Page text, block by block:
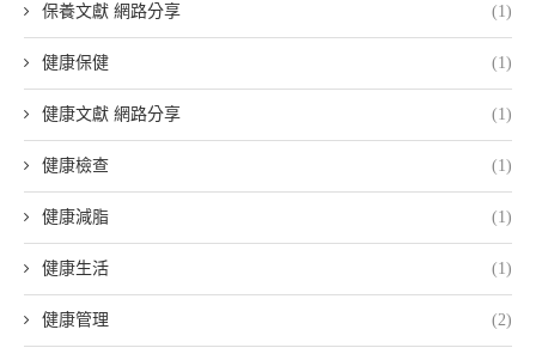
保養文獻 網路分享 (1)
健康保健 (1)
健康文獻 網路分享 (1)
健康檢查 (1)
健康減脂 (1)
健康生活 (1)
健康管理 (2)